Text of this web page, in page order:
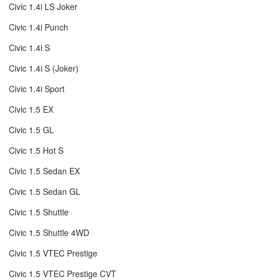
Civic 1.4i LS Joker
Civic 1.4i Punch
Civic 1.4i S
Civic 1.4i S (Joker)
Civic 1.4i Sport
Civic 1.5 EX
Civic 1.5 GL
Civic 1.5 Hot S
Civic 1.5 Sedan EX
Civic 1.5 Sedan GL
Civic 1.5 Shuttle
Civic 1.5 Shuttle 4WD
Civic 1.5 VTEC Prestige
Civic 1.5 VTEC Prestige CVT